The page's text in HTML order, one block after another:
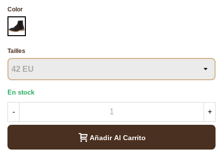
Color
NEGRO
Tailles
En stock
- +
Añadir Al Carrito